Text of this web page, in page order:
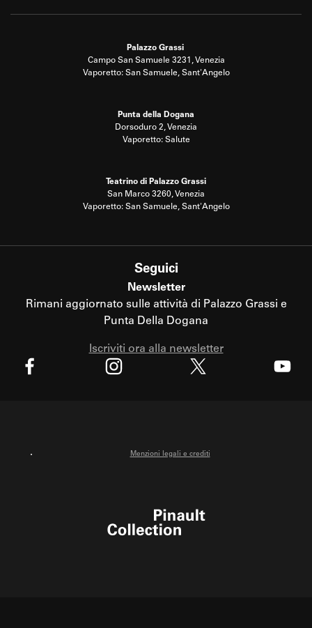
Palazzo Grassi
Campo San Samuele 3231, Venezia
Vaporetto: San Samuele, Sant'Angelo
Punta della Dogana
Dorsoduro 2, Venezia
Vaporetto: Salute
Teatrino di Palazzo Grassi
San Marco 3260, Venezia
Vaporetto: San Samuele, Sant'Angelo
Seguici
Newsletter
Rimani aggiornato sulle attività di Palazzo Grassi e
Punta Della Dogana
Iscriviti ora alla newsletter
Menzioni legali e crediti